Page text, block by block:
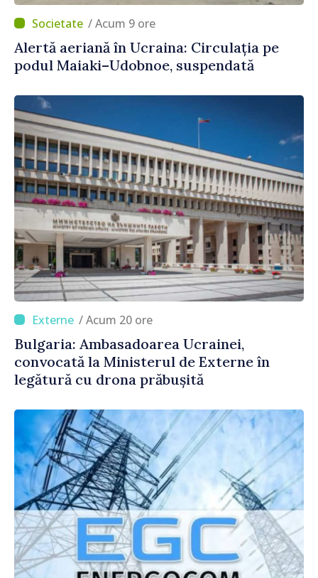
/ Acum 9 ore
Alertă aeriană în Ucraina: Circulația pe
podul Maiaki–Udobnoe, suspendată
/ Acum 20 ore
Bulgaria: Ambasadoarea Ucrainei,
convocată la Ministerul de Externe în
legătură cu drona prăbușită